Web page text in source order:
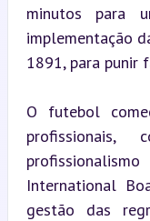
minutos para
implementação
1891, para punir
O futebol
International
gestão das